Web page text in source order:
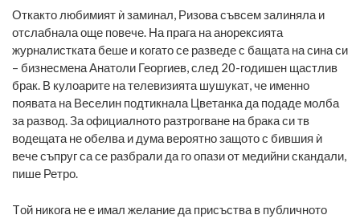
Откакто любимият ѝ заминал, Ризова съвсем залиняла и
отслабнала още повече. На прага на анорексията
журналистката беше и когато се разведе с бащата на сина си
– бизнесмена Анатоли Георгиев, след 20-годишен щастлив
брак. В кулоарите на телевизията шушукат, че именно
появата на Веселин подтикнала Цветанка да подаде молба
за развод. За официалното разтрогване на брака си тв
водещата не обелва и дума вероятно защото с бившия ѝ
вече съпруг са се разбрали да го опази от медийни скандали,
пише Ретро.
Tой никога не е имал желание да присъства в публичното